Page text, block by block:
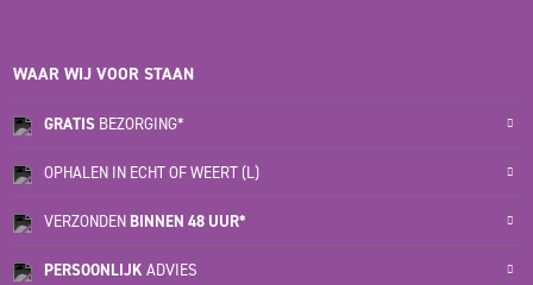
WAAR WIJ VOOR STAAN
GRATIS BEZORGING*
OPHALEN IN ECHT OF WEERT (L)
VERZONDEN BINNEN 48 UUR*
PERSOONLIJKADVIES